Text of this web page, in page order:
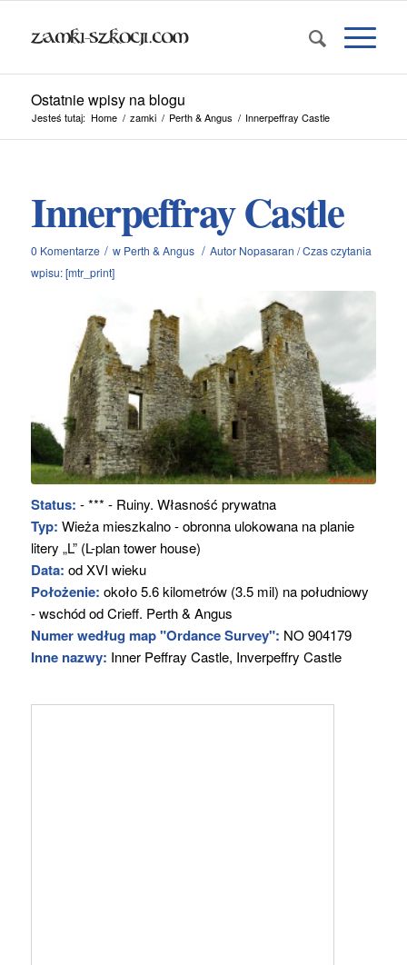
Ostatnie wpisy na blogu
Jesteś tutaj: Home / zamki / Perth & Angus / Innerpeffray Castle
Innerpeffray Castle
0 Komentarze / w Perth & Angus / Autor Nopasaran /Czas czytania
wpisu: [mtr_print]
Status: - *** - Ruiny. Własność prywatna
Typ: Wieża mieszkalno - obronna ulokowana na planie
litery „L” (L-plan tower house)
Data: od XVI wieku
Położenie: około 5.6 kilometrów (3.5 mil) na południowy
- wschód od Crieff. Perth & Angus
Numer według map "Ordance Survey": NO 904179
Inne nazwy: Inner Peffray Castle, Inverpeffry Castle